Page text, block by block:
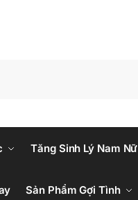
Tăng Sinh Lý Nam Nữ
Sản Phẩm Gợi Tình